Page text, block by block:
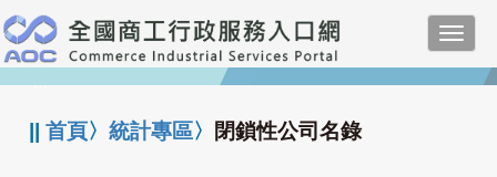
跳
到
主
要
:::
||首頁〉統計專區〉 閉鎖性公司名錄